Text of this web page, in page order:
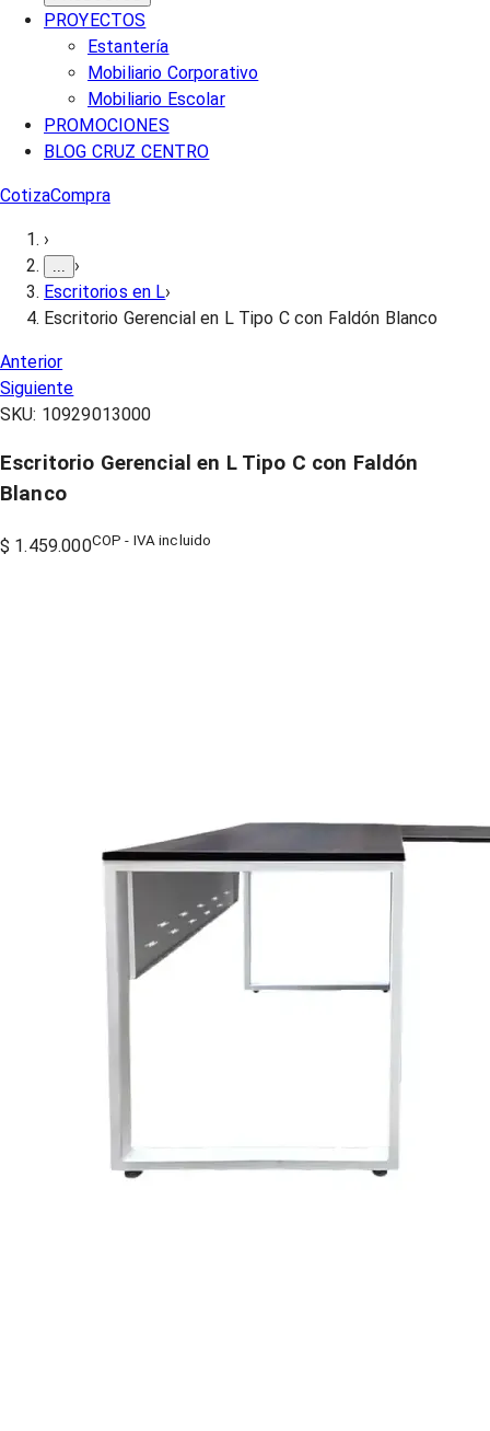
PROYECTOS
Estantería
Mobiliario Corporativo
Mobiliario Escolar
PROMOCIONES
BLOG CRUZ CENTRO
CotizaCompra
›
›
Escritorios en L›
Escritorio Gerencial en L Tipo C con Faldón Blanco
Anterior
Siguiente
SKU: 10929013000
Escritorio Gerencial en L Tipo C con Faldón
Blanco
$ 1.459.000COP - IVA incluido